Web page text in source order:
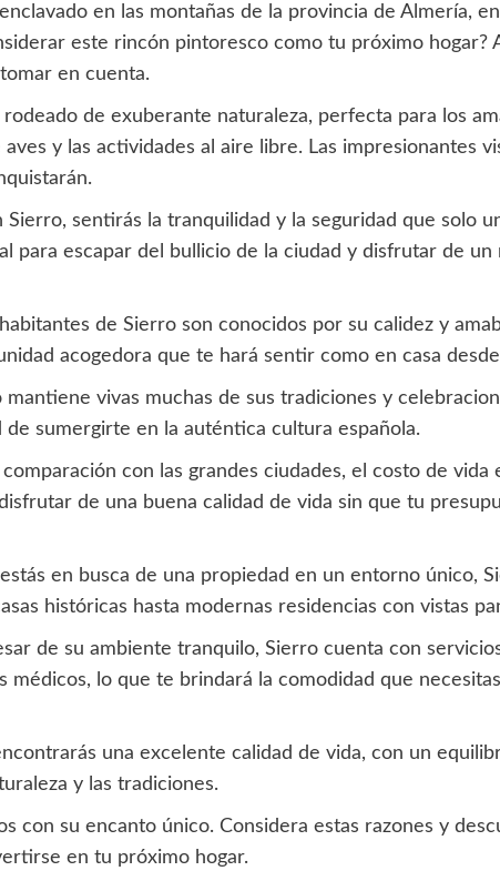
en las montañas de la provincia de Almería,
este rincón pintoresco como tu próximo hogar?
en cuenta.
de exuberante naturaleza, perfecta para los
y las actividades al aire libre. Las impresionantes
Sierro, sentirás la tranquilidad y la seguridad que solo
para escapar del bullicio de la ciudad y disfrutar de un
habitantes de Sierro son conocidos por su calidez y
acogedora que te hará sentir como en casa
mantiene vivas muchas de sus tradiciones y
sumergirte en la auténtica cultura española.
comparación con las grandes ciudades, el costo de vida
de una buena calidad de vida sin que tu
en busca de una propiedad en un entorno único,
históricas hasta modernas residencias con vistas
de su ambiente tranquilo, Sierro cuenta con
médicos, lo que te brindará la comodidad que
una excelente calidad de vida, con un
y las tradiciones.
con su encanto único. Considera estas razones y
en tu próximo hogar.